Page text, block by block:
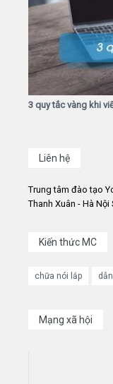
3 quy tắc vàng khi
Liên hệ
Trung tâm đào tạo
Thanh Xuân - Hà
Kiến thức MC
chữa nói lắp
Mạng xã hội